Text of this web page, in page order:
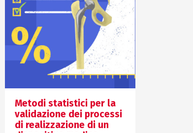
Metodi statistici per la
validazione dei processi
di realizzazione di un